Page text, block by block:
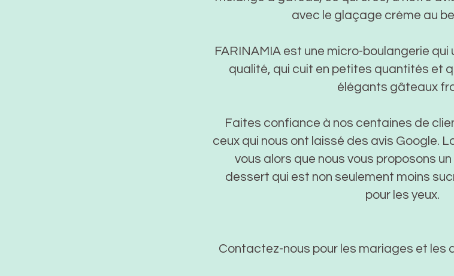
avec le glaçage crème au
FARINAMIA est une micro-boulangerie
qualité, qui cuit en petites quantités et
élégants gâteaux
Faites confiance à nos centaines de
ceux qui nous ont laissé des avis Google.
vous alors que nous vous proposons
dessert qui est non seulement moins
pour les yeux.
Contactez-nous pour les mariages et les